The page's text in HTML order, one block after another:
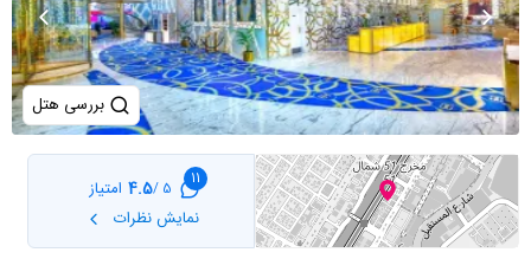
بررسی هتل
11
5 /
4.5 امتیاز
نمایش نظرات